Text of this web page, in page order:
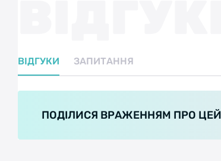
ВІДГУКИ ЗАПИТАННЯ
ПОДІЛИСЯ ВРАЖЕННЯМ ПРО